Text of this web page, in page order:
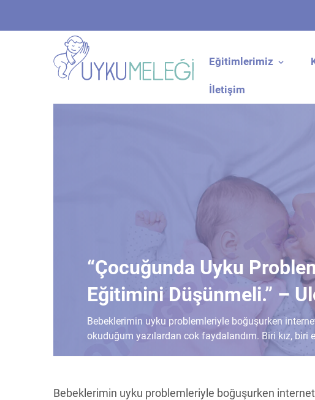
Eğitimlerimiz
İletişim
“Çocuğunda Uyku
Eğitimini Düşünmeli.” –
Bebeklerimin uyku problemleriyle boğuşurken
okuduğum yazılardan cok faydalandım. Biri kız, biri
Bebeklerimin uyku problemleriyle boğuşurken